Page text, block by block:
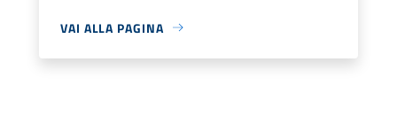
VAI ALLA PAGINA